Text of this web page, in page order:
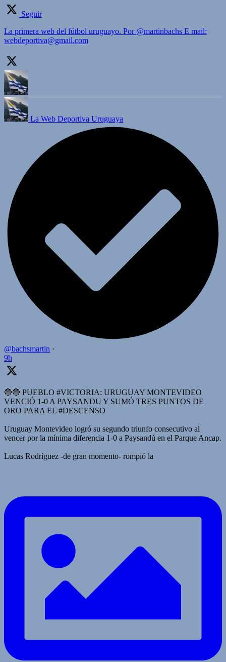
Seguir
La primera web del fútbol uruguayo. Por @martinbachs E mail:
webdeportiva@gmail.com
La Web Deportiva Uruguaya
@bachsmartin ·
9h
🔵🔵 PUEBLO #VICTORIA: URUGUAY MONTEVIDEO
VENCIÓ 1-0 A PAYSANDU Y SUMÓ TRES PUNTOS DE
ORO PARA EL #DESCENSO
Uruguay Montevideo logró su segundo triunfo consecutivo al
vencer por la mínima diferencia 1-0 a Paysandú en el Parque Ancap.
Lucas Rodríguez -de gran momento- rompió la